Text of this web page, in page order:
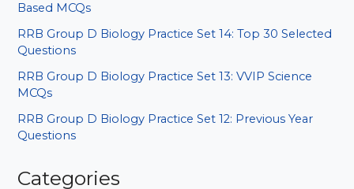
Based MCQs
RRB Group D Biology Practice Set 14: Top 30 Selected
Questions
RRB Group D Biology Practice Set 13: VVIP Science
MCQs
RRB Group D Biology Practice Set 12: Previous Year
Questions
Categories